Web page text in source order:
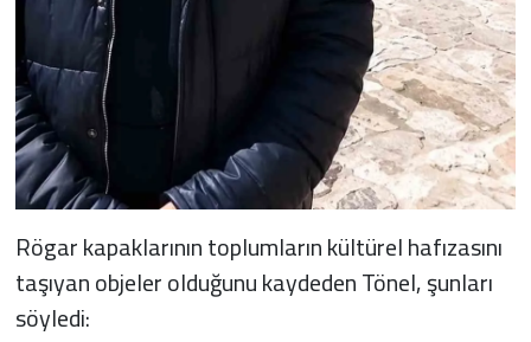
Rögar kapaklarının toplumların kültürel hafızasını
taşıyan objeler olduğunu kaydeden Tönel, şunları
söyledi: